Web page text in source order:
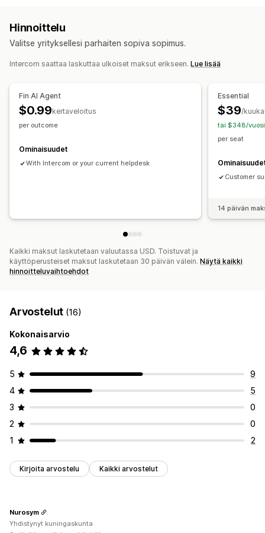
Reaaliaikainen käännös
Asiakaspalvelijoiden analytiikka
Automaattiset vastaukset
Tervehdykset
Tilauspäivitykset Ristiinmyynti
Väri ja fontti
Emojit ja tarrat
Chattipainikkeet
Help Center
Lippujen myynti Yhtenäinen saapuneet-kansio
Sääntöpohjaiset käynnistimet
Tilausten seuranta Monikielisyys
Analytiikka
Hinnoittelu
Valitse yrityksellesi parhaiten sopiva sopimus.
Intercom saattaa laskuttaa ulkoiset maksut erikseen. Lue lisää
Fin AI Agent
$0.99kertaveloitus
per outcome
Ominaisuudet
With Intercom or your current helpdesk
Essential
$39/
tai $348/
per seat
Customer
14 päivän
Kaikki maksut laskutetaan valuutassa USD. Toistuvat ja
käyttöperusteiset maksut laskutetaan 30 päivän välein. Näytä kaikki
hinnoitteluvaihtoehdot
Arvostelut (16)
Kokonaisarvio
4,6
5
9
4
5
3
0
2
0
1
2
Kirjoita arvostelu Kaikki arvostelut
Nurosym
Yhdistynyt kuningaskunta